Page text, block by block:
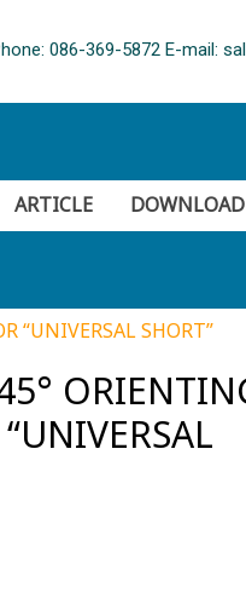
086-369-5872 E-mail:
ARTICLE DOWNLOAD
“UNIVERSAL SHORT”